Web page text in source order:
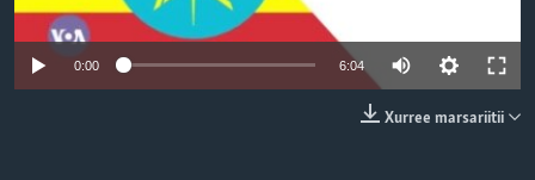
0:00 6:04
Xurree marsariitii